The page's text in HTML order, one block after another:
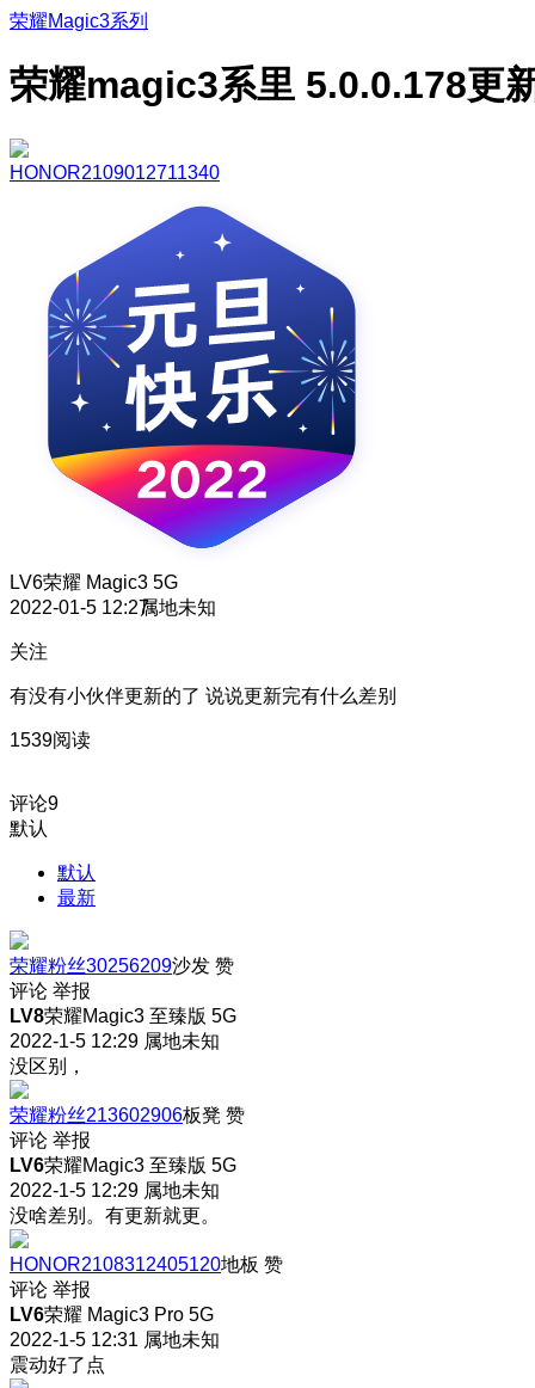
荣耀Magic3系列
荣耀magic3系里 5.0.0.178更
HONOR2109012711340
LV6荣耀 Magic3 5G
2022-01-5 12:27属地未知
关注
有没有小伙伴更新的了 说说更新完有什么差别
1539阅读
评论9
默认
默认
最新
荣耀粉丝30256209沙发 赞
评论 举报
LV8荣耀Magic3 至臻版 5G
2022-1-5 12:29 属地未知
没区别，
荣耀粉丝213602906板凳 赞
评论 举报
LV6荣耀Magic3 至臻版 5G
2022-1-5 12:29 属地未知
没啥差别。有更新就更。
HONOR2108312405120地板 赞
评论 举报
LV6荣耀 Magic3 Pro 5G
2022-1-5 12:31 属地未知
震动好了点